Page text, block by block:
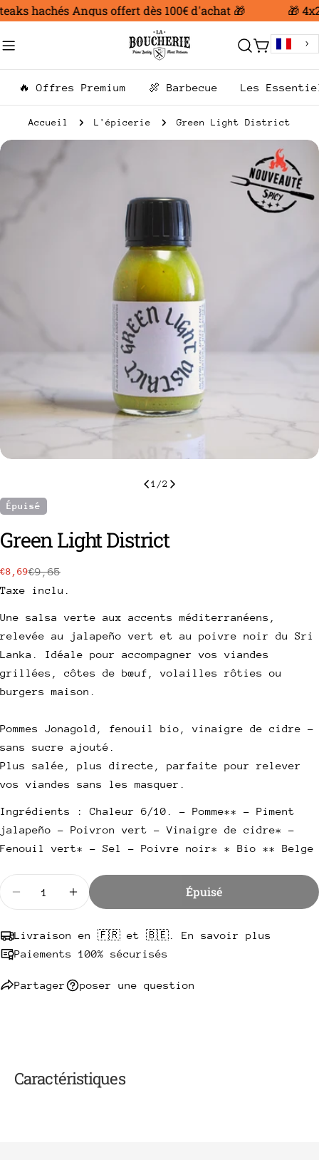
Aller
contenu
hachés Angus offert dès 100€ d'achat 🎁 🎁
Chariot
🔥 Offres Premium 🍖 Barbecue Les
Accueil L'épicerie Green Light District
Passer
le média 0 en mode modal
1 /2
Épuisé
Green Light District
Prix
vente
€8,69
Prix €9,65
Taxe inclu.
Une salsa verte aux accents méditerranéens,
relevée au jalapeño vert et au poivre noir du Sri
Lanka. Idéale pour accompagner vos viandes
grillées, côtes de bœuf, volailles rôties ou
burgers maison.
Pommes Jonagold, fenouil bio, vinaigre de cidre –
sans sucre ajouté.
Plus salée, plus directe, parfaite pour relever
vos viandes sans les masquer.
Ingrédients :Chaleur 6/10. - Pomme** - Piment
jalapeño - Poivron vert - Vinaigre de cidre* -
Fenouil vert* - Sel - Poivre noir* * Bio ** Belge
Diminuer la quantité pour Green Light District
Augmenter la quantité pour Green Light
Épuisé
Livraison en 🇫🇷 et 🇧🇪. En savoir plus
Paiements 100% sécurisés
Partager
Partager ce produit
Partager
Facebook
Partager
X
Épingler
Pinterest
poser une question
poser une question
Votre
Votre
Votre
téléphone
Votre
message
Caractéristiques